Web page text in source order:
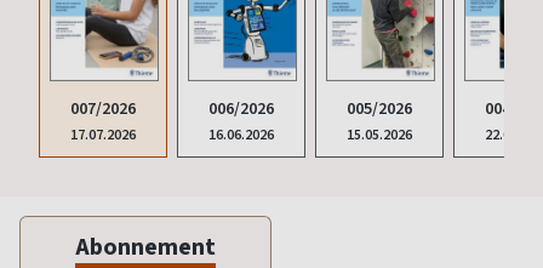
007/2026
17.07.2026
006/2026
16.06.2026
005/2026
15.05.2026
004/
Abonnement